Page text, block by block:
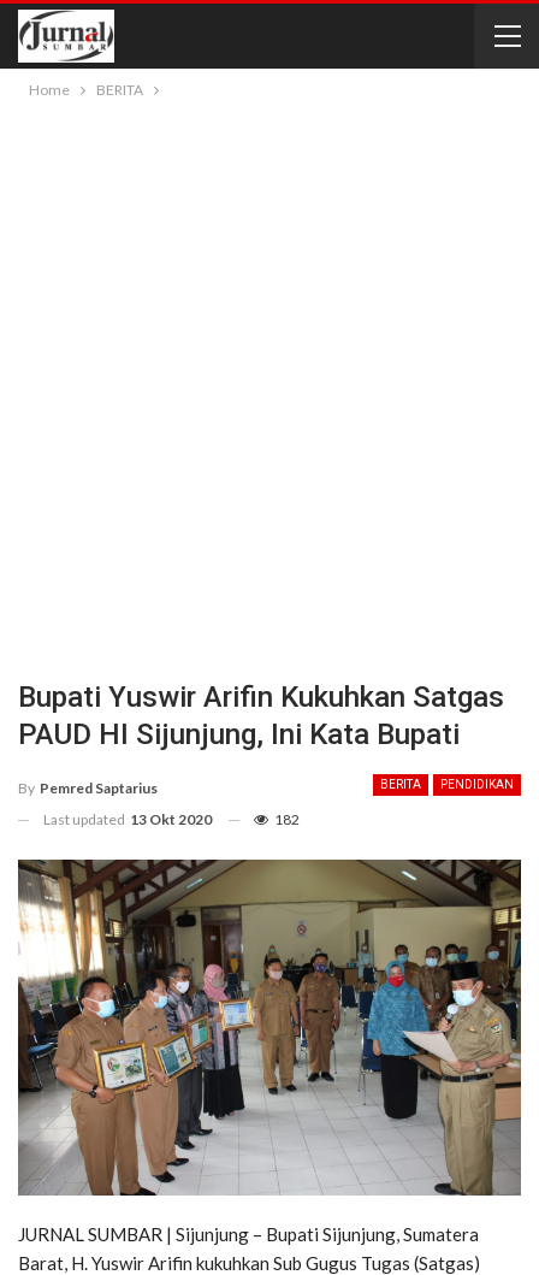
Home BERITA
Bupati Yuswir Arifin Kukuhkan Satgas
PAUD HI Sijunjung, Ini Kata Bupati
BERITA PENDIDIKAN
By Pemred Saptarius
Last updated 13 Okt 2020 182
JURNAL SUMBAR | Sijunjung – Bupati Sijunjung, Sumatera
Barat, H. Yuswir Arifin kukuhkan Sub Gugus Tugas (Satgas)